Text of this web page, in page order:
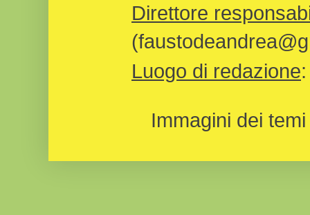
Direttore
Luogo di redazione
Immagini dei